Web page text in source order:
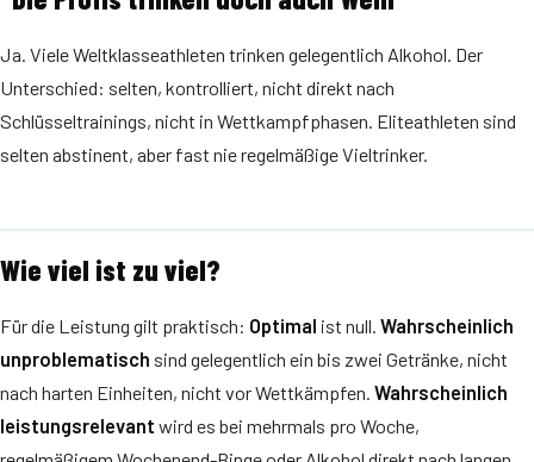
Ja. Viele Weltklasseathleten trinken gelegentlich Alkohol. Der
Unterschied: selten, kontrolliert, nicht direkt nach
Schlüsseltrainings, nicht in Wettkampfphasen. Eliteathleten sind
selten abstinent, aber fast nie regelmäßige Vieltrinker.
Wie viel ist zu viel?
Für die Leistung gilt praktisch: Optimal ist null. Wahrscheinlich
unproblematisch sind gelegentlich ein bis zwei Getränke, nicht
nach harten Einheiten, nicht vor Wettkämpfen. Wahrscheinlich
leistungsrelevant wird es bei mehrmals pro Woche,